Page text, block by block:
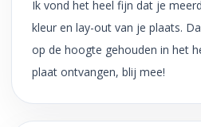
Ik vond het heel fijn dat je
kleur en lay-out van je plaats.
op de hoogte gehouden in het
plaat ontvangen, blij mee!